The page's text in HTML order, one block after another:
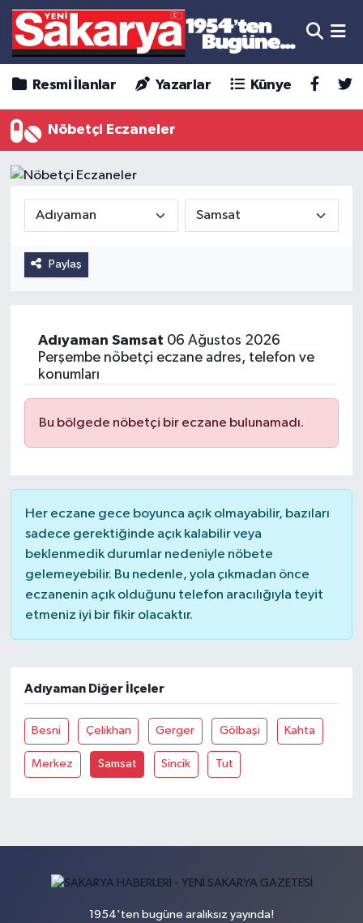
Resmi İlanlar Yazarlar Künye
Nöbetçi Eczaneler
Paylaş
Adıyaman Samsat 06 Ağustos 2026
Perşembe nöbetçi eczane adres, telefon ve
konumları
Bu bölgede nöbetçi bir eczane bulunamadı.
Her eczane gece boyunca açık olmayabilir, bazıları
sadece gerektiğinde açık kalabilir veya
beklenmedik durumlar nedeniyle nöbete
gelemeyebilir. Bu nedenle, yola çıkmadan önce
eczanenin açık olduğunu telefon aracılığıyla teyit
etmeniz iyi bir fikir olacaktır.
Adıyaman Diğer İlçeler
Besni Çelikhan Gerger Gölbaşi Kahta
Merkez Samsat Sincik Tut
1954'ten bugüne aralıksız yayında!